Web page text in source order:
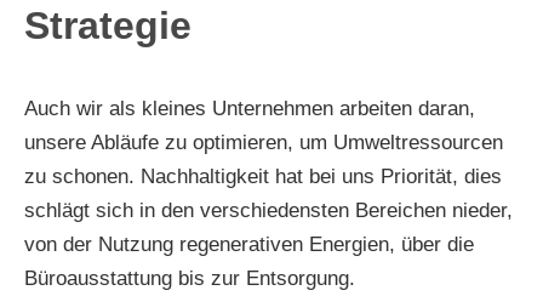
Strategie
Auch wir als kleines Unternehmen arbeiten daran,
unsere Abläufe zu optimieren, um Umweltressourcen
zu schonen. Nachhaltigkeit hat bei uns Priorität, dies
schlägt sich in den verschiedensten Bereichen nieder,
von der Nutzung regenerativen Energien, über die
Büroausstattung bis zur Entsorgung.